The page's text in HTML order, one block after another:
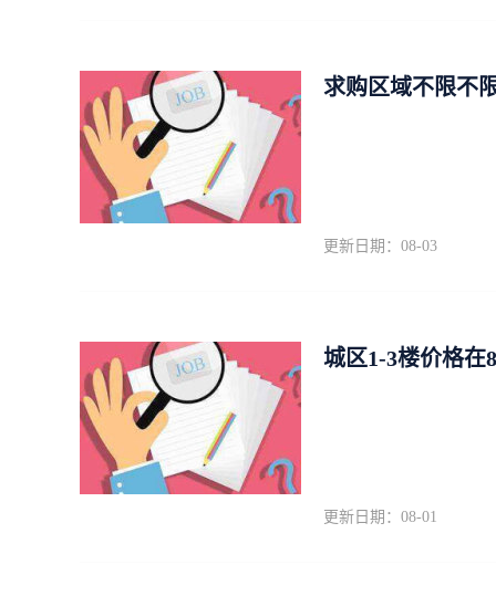
求购区域不限不
更新日期：08-03
城区1-3楼价格在
更新日期：08-01